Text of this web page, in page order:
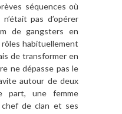
séquences où
pas d’opérer
de gangsters en
habituellement
de transformer en
ne dépasse pas le
autour de deux
part, une femme
chef de clan et ses